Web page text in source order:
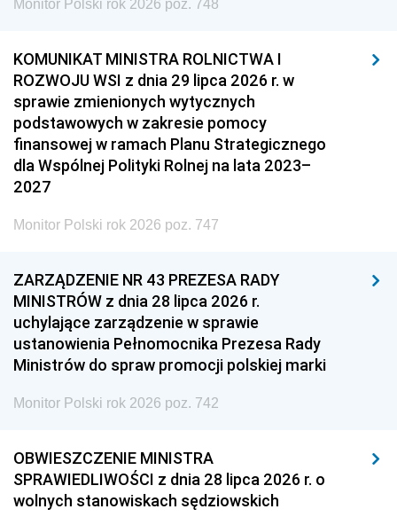
Monitor Polski rok 2026 poz. 748
KOMUNIKAT MINISTRA ROLNICTWA I
ROZWOJU WSI z dnia 29 lipca 2026 r. w
sprawie zmienionych wytycznych
podstawowych w zakresie pomocy
finansowej w ramach Planu Strategicznego
dla Wspólnej Polityki Rolnej na lata 2023–
2027
Monitor Polski rok 2026 poz. 747
ZARZĄDZENIE NR 43 PREZESA RADY
MINISTRÓW z dnia 28 lipca 2026 r.
uchylające zarządzenie w sprawie
ustanowienia Pełnomocnika Prezesa Rady
Ministrów do spraw promocji polskiej marki
Monitor Polski rok 2026 poz. 742
OBWIESZCZENIE MINISTRA
SPRAWIEDLIWOŚCI z dnia 28 lipca 2026 r. o
wolnych stanowiskach sędziowskich